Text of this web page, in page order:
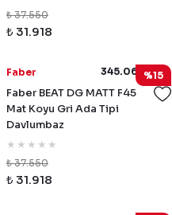
₺ 37.550
₺ 31.918
%15
Faber 345.0612.339
Faber BEAT DG MATT F45
Mat Koyu Gri Ada Tipi
Davlumbaz
₺ 37.550
₺ 31.918